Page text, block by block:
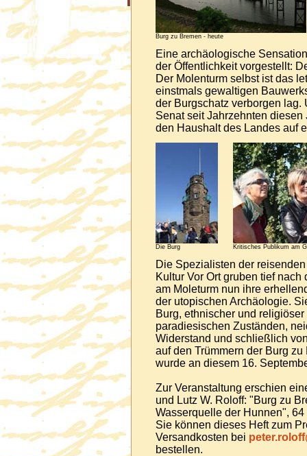
Burg zu Bremen - heute
Eine archäologische
der Öffentlichkeit vorgestellt:
Der Molenturm selbst ist das
einstmals gewaltigen
der Burgschatz verborgen lag.
Senat seit Jahrzehnten
den Haushalt des Landes auf
Die Burg Kritisches Publikum am
Die Spezialisten der
Kultur Vor Ort gruben tief
am Moleturm nun ihre
der utopischen Archäologie.
Burg, ethnischer und
paradiesischen Zuständen,
Widerstand und schließlich
auf den Trümmern der Burg
wurde an diesem 16.
Zur Veranstaltung erschien
und Lutz W. Roloff: "Burg zu
Wasserquelle der Hunnen",
Sie können dieses Heft zum
Versandkosten bei
bestellen.